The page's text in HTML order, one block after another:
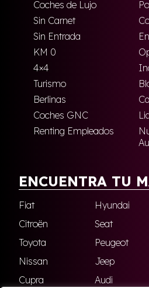
Coches de Lujo
Sin Carnet
Sin Entrada
KM 0
4×4
Turismo
Berlinas
Coches GNC
Renting Empleados
ENCUENTRA TU
Fiat Hyundai
Citroën
Seat
Toyota
Peugeot
Nissan
Jeep
Cupra
Audi